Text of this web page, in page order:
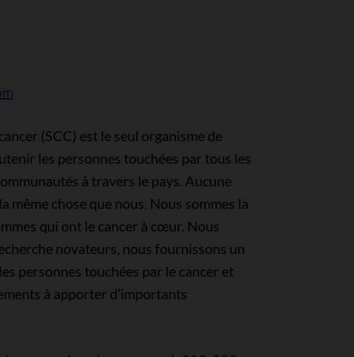
(SCC) est le seul organisme de
les personnes touchées par tous les
à travers le pays. Aucune
même chose que nous. Nous sommes la
qui ont le cancer à cœur. Nous
novateurs, nous fournissons un
personnes touchées par le cancer et
à apporter d’importants